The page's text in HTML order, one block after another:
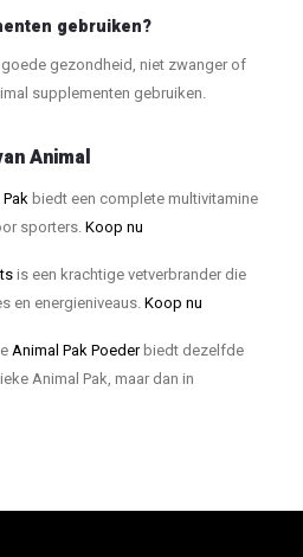
gebruiken?
goede gezondheid, niet zwanger of
supplementen gebruiken.
Animal
biedt een complete multivitamine
sporters.Koop nu
is een krachtige vetverbrander die
en energieniveaus.Koop nu
Animal Pak Poederbiedt dezelfde
Animal Pak, maar dan in